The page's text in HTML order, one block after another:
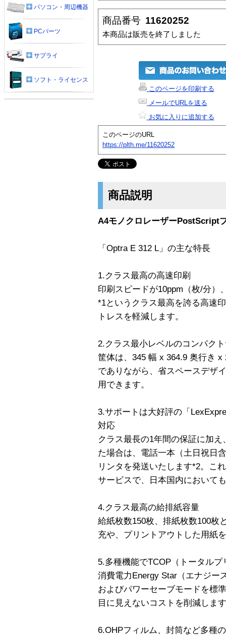
商品番号 11620252
本商品は販売を終了しました
このページを印刷する
メールでURLを送る
お気に入りに追加する
このページのURL
https://plth.me/11620252
商品説明
A4モノクロレーザーPostScript
「Optra E 312 L」の主な特長
1.クラス最高の高速印刷
印刷スピードが10ppm（枚/分）
*1というクラス最高を誇る高速
トレスを軽減します。
2.クラス最小レベルのコンパク
筐体は、345 幅 x 364.9 奥行き
でありながら、省スペースデザ
用できます。
3.サポートは大好評の「
対応
クラス最長の1年間の保証に加
た場合は、電話一本（土日祝日
リンタを発送いたします*2。こ
サービスで、日本国内において
4.クラス最高の給排紙容量
給紙枚数150枚、排紙枚数100枚
充や、プリントアウトした用紙
5.多種機能でTCOP（トータル
消費電力Energy Star（エナジー
およびパワーセーブモードを標
目に見えないコストを削減しま
6.OHPフィルム、封筒など多種
パソコン・周辺機器
PCパーツ
サプライ
ソフト・ライセンス